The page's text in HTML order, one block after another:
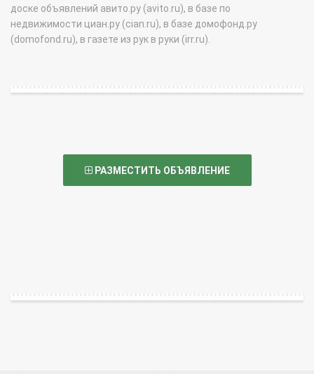
доске объявлений авито.ру (avito.ru), в базе по
недвижимости циан.ру (cian.ru), в базе домофонд.ру
(domofond.ru), в газете из рук в руки (irr.ru).
РАЗМЕСТИТЬ ОБЪЯВЛЕНИЕ